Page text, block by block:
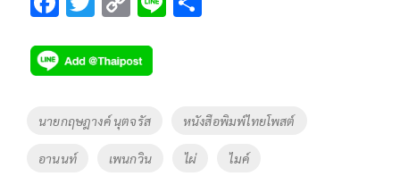
e
b
o
o
k
tt
er
p
y
Li
n
k
Tags
นายกฤษฎางค์ นุตจรัส หนังสือพิมพ์ไทยโพสต์
อานนท์ เพนกวิน ไผ่ ไมค์